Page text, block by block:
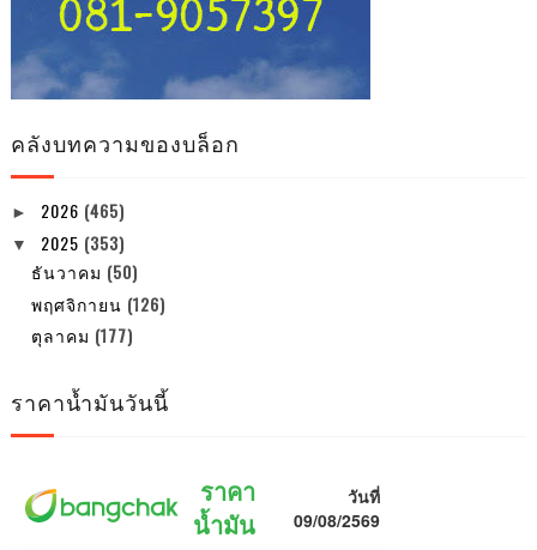
คลังบทความของบล็อก
► 2026 (465)
▼ 2025 (353)
ธันวาคม (50)
พฤศจิกายน (126)
ตุลาคม (177)
ราคาน้ำมันวันนี้